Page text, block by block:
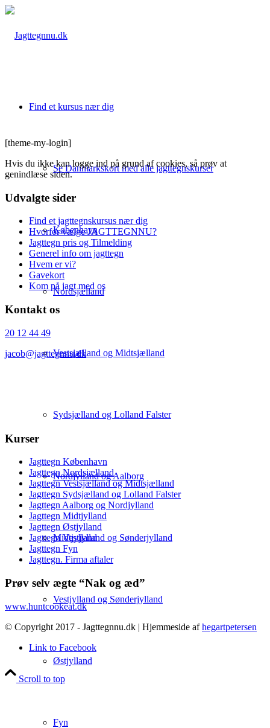
Find et kursus nær dig
Se Danmarkskort med alle jagttegnskurser
København
Nordsjælland
Vestsjælland og Midtsjælland
Sydsjælland og Lolland Falster
Nordjylland og Aalborg
Midtjylland
Vestjylland og Sønderjylland
Østjylland
Fyn
[theme-my-login]
Hvis du ikke kan logge ind på grund af cookies, så prøv at
genindlæse siden.
Udvalgte sider
Find et jagttegnskursus nær dig
Hvorfor vælge JAGTTEGNNU?
Jagttegn pris og Tilmelding
Generel info om jagttegn
Hvem er vi?
Gavekort
Kom på jagt med os
Kontakt os
20 12 44 49
jacob@jagttegnnu.dk
Kurser
Jagttegn København
Jagttegn Nordsjælland
Jagttegn Vestsjælland og Midtsjælland
Jagttegn Sydsjælland og Lolland Falster
Jagttegn Aalborg og Nordjylland
Jagttegn Midtjylland
Jagttegn Østjylland
Jagttegn Vestjylland og Sønderjylland
Jagttegn Fyn
Jagttegn. Firma aftaler
Prøv selv ægte “Nak og æd”
www.huntcookeat.dk
© Copyright 2017 - Jagttegnnu.dk | Hjemmeside afhegartpetersen
Link to Facebook
Scroll to top